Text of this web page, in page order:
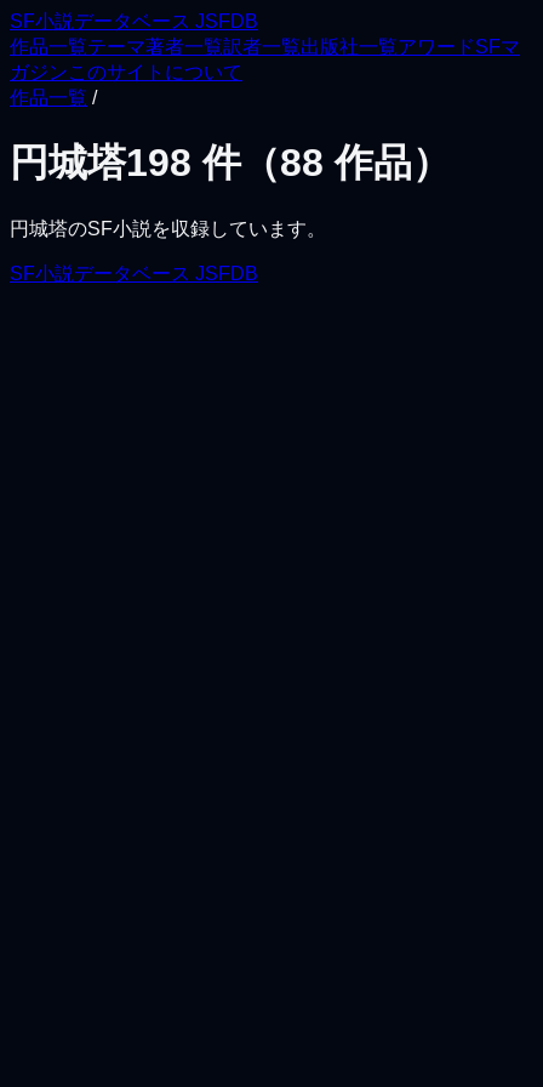
SF小説データベース JSFDB
作品一覧テーマ著者一覧訳者一覧出版社一覧アワードSFマ
ガジンこのサイトについて
作品一覧 /
円城塔198 件（88 作品）
円城塔のSF小説を収録しています。
SF小説データベース JSFDB